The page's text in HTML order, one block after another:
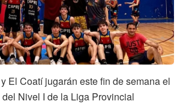
El Coatí jugarán este fin de semana el
Nivel I de la Liga Provincial